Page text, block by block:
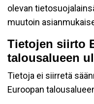
olevan
muutoin
Tietojen siirto
talousalueen
Tietoja ei siirretä
Euroopan